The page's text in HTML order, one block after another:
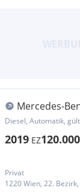
Mercedes-
Diesel, Automatik,
2019 EZ120.000
Privat
1220 Wien, 22.